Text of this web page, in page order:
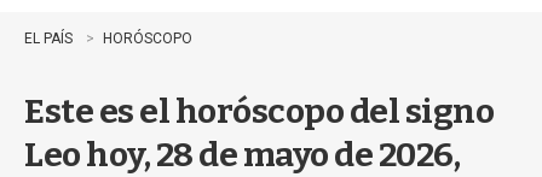
EL PAÍS HORÓSCOPO
Este es el horóscopo del signo
Leo hoy, 28 de mayo de 2026,